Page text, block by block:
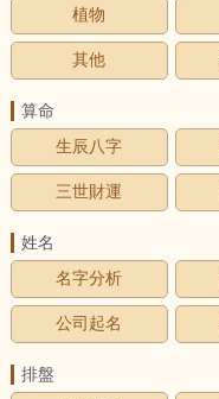
植物
其他
算命
生辰八字
三世財運
姓名
名字分析
公司起名
排盤